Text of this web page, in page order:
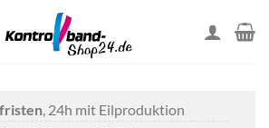
, 24h mit Eilproduktion